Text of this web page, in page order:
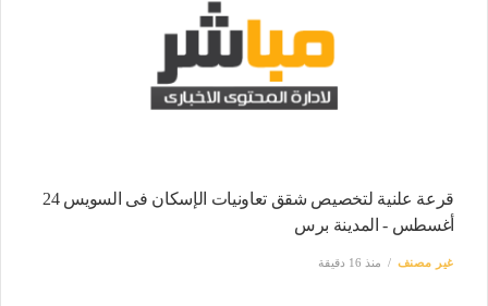
قرعة علنية لتخصيص شقق تعاونيات الإسكان فى السويس 24
أغسطس - المدينة برس
غير مصنف منذ 16 دقيقة